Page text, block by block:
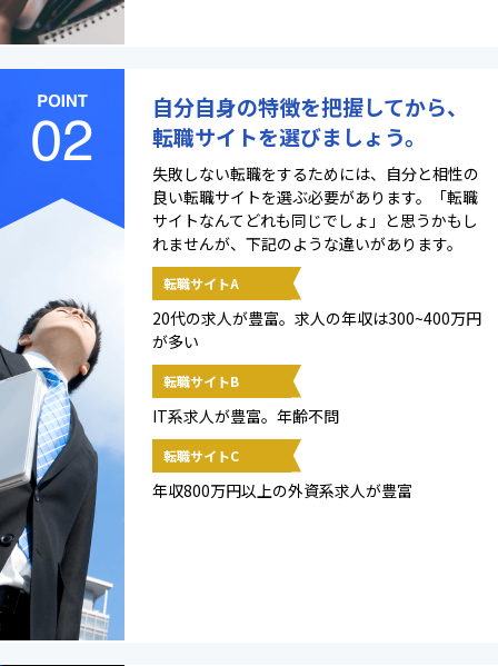
自分自身の特徴を把握してから、
転職サイトを選びましょう。
失敗しない転職をするためには、自分と相性の
良い転職サイトを選ぶ必要があります。「転職
サイトなんてどれも同じでしょ」と思うかもし
れませんが、下記のような違いがあります。
転職サイトA
20代の求人が豊富。求人の年収は300~400万円
が多い
転職サイトB
IT系求人が豊富。年齢不問
転職サイトC
年収800万円以上の外資系求人が豊富